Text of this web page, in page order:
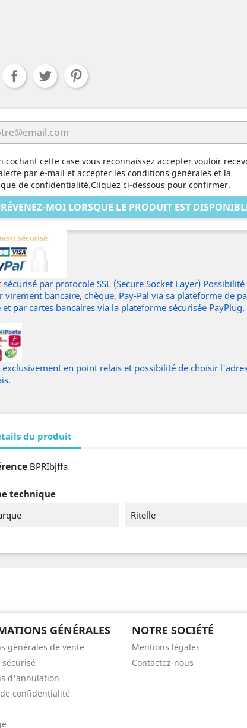
cochant cette case vous reconnaissez accepter vouloir
par e-mail et accepter les conditions générales et la
de confidentialité.Cliquez ci-dessous pour confirmer.
MOI LORSQUE LE PRODUIT EST
sécurisé par protocole SSL (Secure Socket Layer) Possibilité
virement bancaire, chèque, Pay-Pal via sa plateforme de
et par cartes bancaires via la plateforme sécurisée PayPlug.
exclusivement en point relais et possibilité de choisir
du produit
BPRIbjffa
technique
Ritelle
GÉNÉRALES
générales de vente
sécurisé
d'annulation
confidentialité
NOTRE SOCIÉTÉ
Mentions légales
Contactez-nous